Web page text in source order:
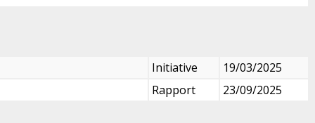
Initiative
19/03/2025
Rapport 23/09/2025